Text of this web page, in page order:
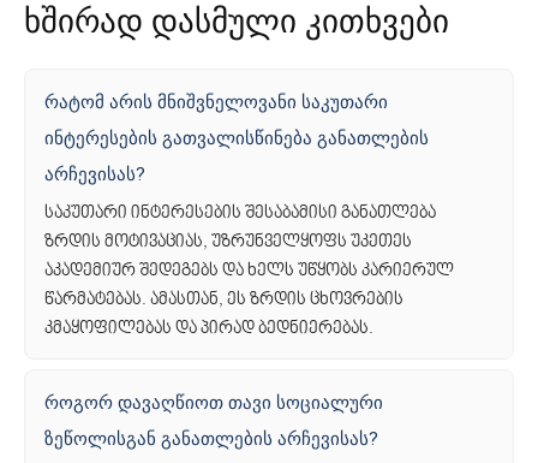
ხშირად დასმული კითხვები
რატომ არის მნიშვნელოვანი საკუთარი
ინტერესების გათვალისწინება განათლების
არჩევისას?
საკუთარი ინტერესების შესაბამისი განათლება
ზრდის მოტივაციას, უზრუნველყოფს უკეთეს
აკადემიურ შედეგებს და ხელს უწყობს კარიერულ
წარმატებას. ამასთან, ეს ზრდის ცხოვრების
კმაყოფილებას და პირად ბედნიერებას.
როგორ დავაღწიოთ თავი სოციალური
ზეწოლისგან განათლების არჩევისას?